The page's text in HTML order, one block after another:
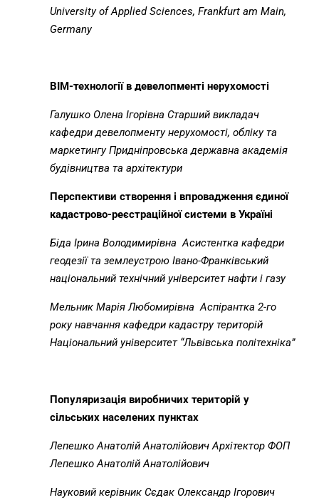
University of Applied Sciences, Frankfurt am Main,
Germany
BIM-технології в девелопменті нерухомості
Галушко Олена Ігорівна Старший викладач
кафедри девелопменту нерухомості, обліку та
маркетингу Придніпровська державна академія
будівництва та архітектури
Перспективи створення і впровадження єдиної
кадастрово-реєстраційної системи в Україні
Біда Ірина ВолодимирівнаАсистентка кафедри
геодезії та землеустрою Івано-Франківський
національний технічний університет нафти і газу
Мельник Марія ЛюбомирівнаАспірантка 2-го
року навчання кафедри кадастру територій
Національний університет “Львівська політехніка”
Популяризація виробничих територій у
сільських населених пунктах
Лепешко Анатолій АнатолійовичАрхітектор ФОП
Лепешко Анатолій Анатолійович
Науковий керівник Сєдак Олександр Ігорович